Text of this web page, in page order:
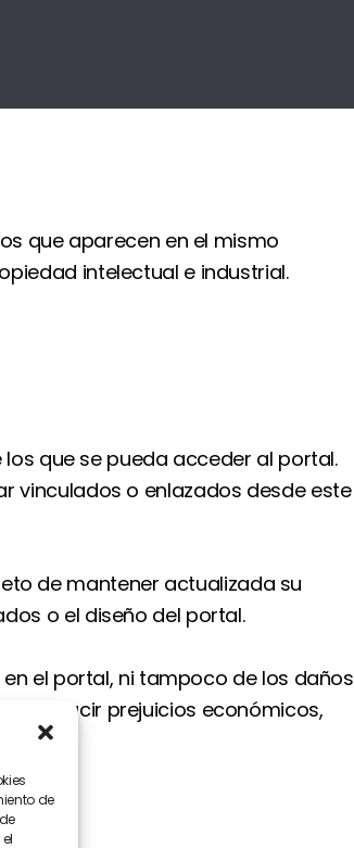
de
que aparecen en el mismo
intelectual e industrial.
que se pueda acceder al portal.
vinculados o enlazados desde este
de mantener actualizada su
o el diseño del portal.
el portal, ni tampoco de los daños
producir prejuicios económicos,